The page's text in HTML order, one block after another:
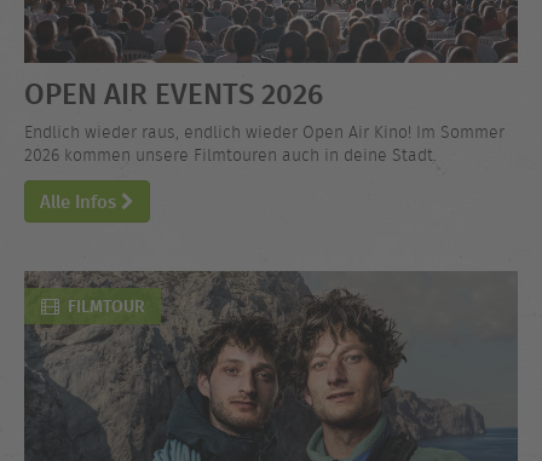
OPEN AIR EVENTS 2026
Endlich wieder raus, endlich wieder Open Air Kino! Im Sommer
2026 kommen unsere Filmtouren auch in deine Stadt.
Alle Infos
FILMTOUR